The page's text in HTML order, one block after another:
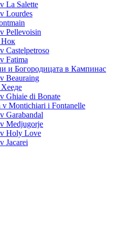
La Salette
Lourdes
Pellevoisin
Нок
Castelpetroso
Fatima
и Богородицата в Кампинас
Beauraing
Ghiaie di Bonate
v Montichiari i Fontanelle
Garabandal
Medjugorje
v Holy Love
Jacarei